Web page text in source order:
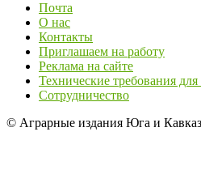
Почта
О нас
Контакты
Приглашаем на работу
Реклама на сайте
Технические требования для
Сотрудничество
© Аграрные издания Юга и